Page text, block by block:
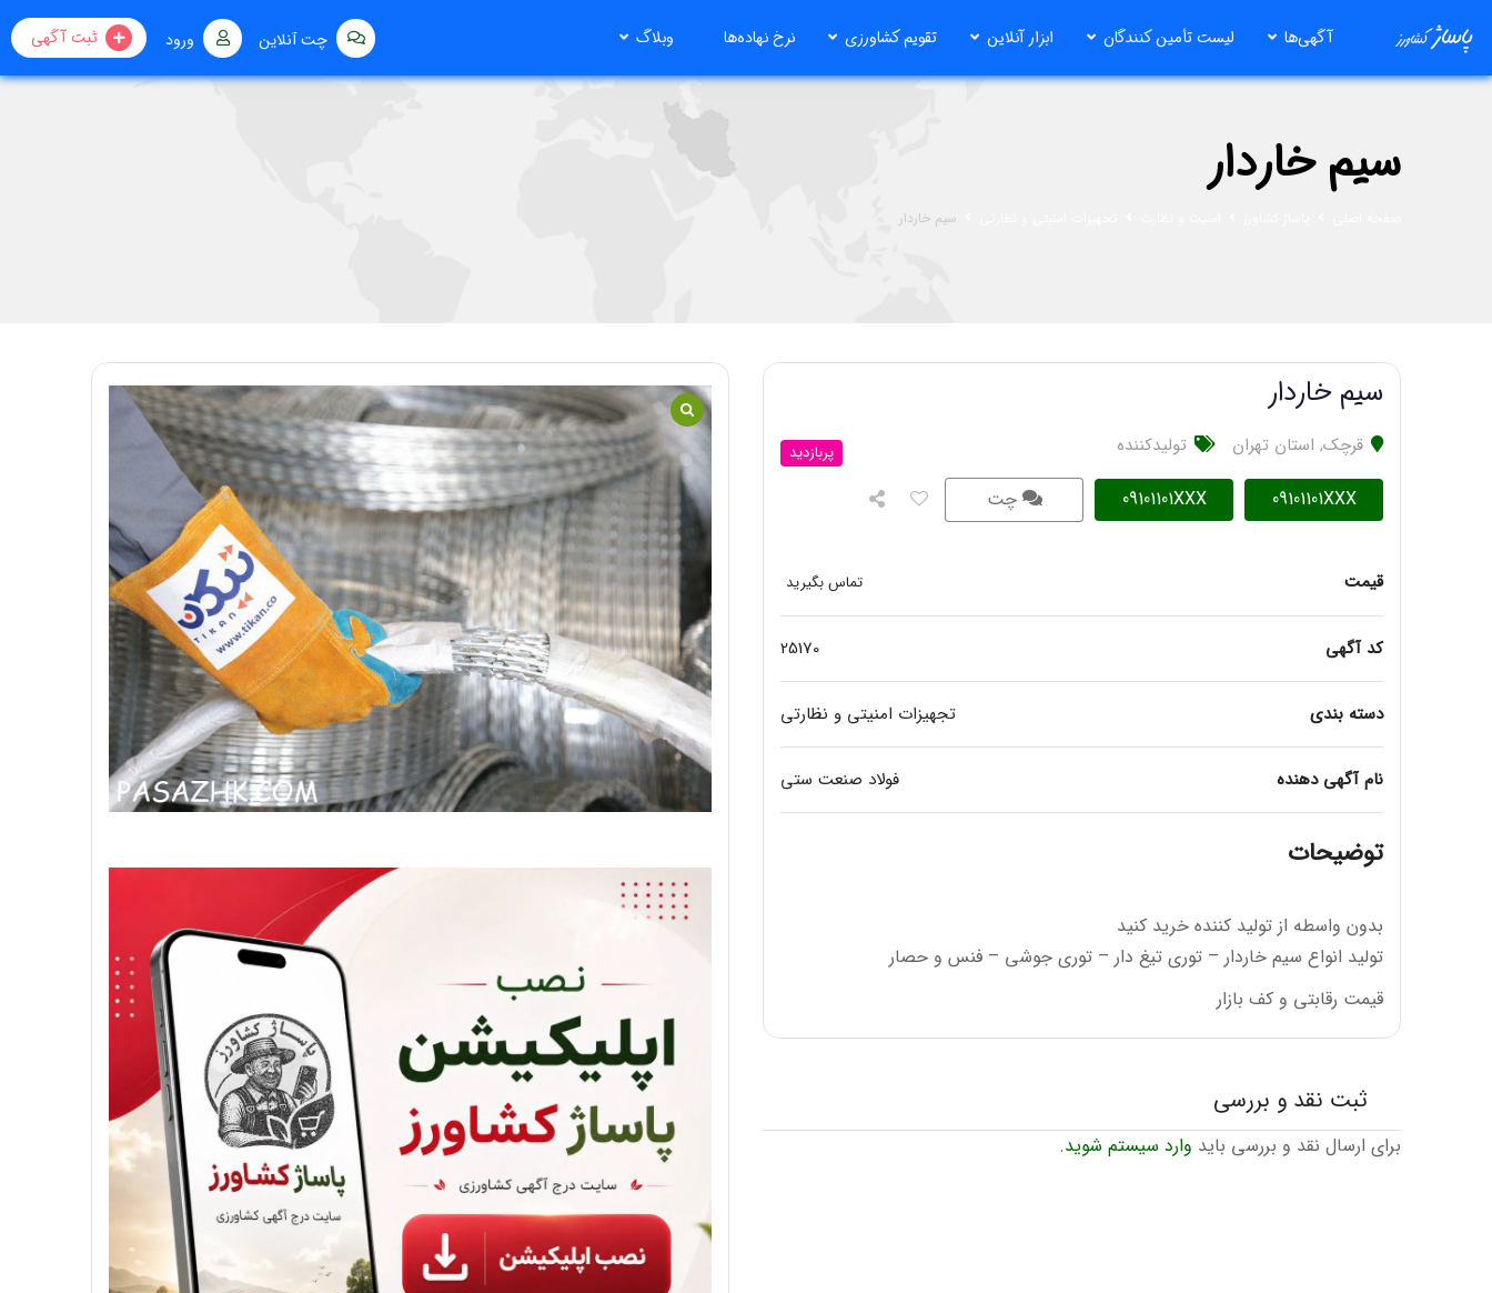
محتوا
ثبت آگهی ورود چت آنلاین آگهی‌ها لیست تأمین کنندگان ابزار آنلاین تقویم کشاورزی نرخ نهاده‌ها وبلاگ
سیم خاردار
سیم خاردار
سیم خاردار
قرچک, استان تهران تولیدکننده پربازدید
09101101XXX
09101101XXX چت
قیمت تماس بگیرید
کد آگهی 25170
دسته بندی تجهیزات امنیتی و نظارتی
نام آگهی دهنده فولاد صنعت ستی
توضیحات
بدون واسطه از تولید کننده خرید کنید
تولید انواع سیم خاردار – توری تیغ دار – توری جوشی – فنس و حصار
قیمت رقابتی و کف بازار
ثبت نقد و بررسی
برای ارسال نقد و بررسی باید وارد سیستم شوید.